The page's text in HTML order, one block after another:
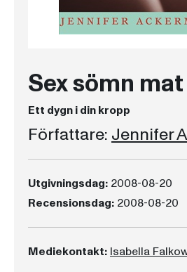
Sex sömn
Ett dygn i din kropp
Författare: Jennifer
Utgivningsdag: 2008-08-20
Recensionsdag: 2008-08-20
Mediekontakt: Isabella